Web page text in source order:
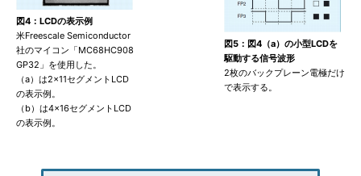
図4：LCDの表示例
米Freescale Semiconductor
社のマイコン「MC68HC908
GP32」を使用した。
（a）は2×11セグメントLCD
の表示例。
（b）は4×16セグメントLCD
の表示例。
図5：図4（a）の小型LCDを
駆動する信号波形
2枚のバックプレーン電極だけ
で表示する。